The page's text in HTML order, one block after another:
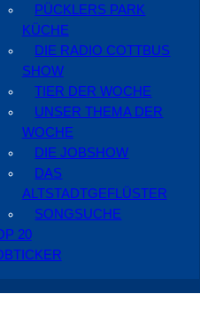
PÜCKLERS PARK
KÜCHE
DIE RADIO COTTBUS
SHOW
TIER DER WOCHE
UNSER THEMA DER
WOCHE
DIE JOBSHOW
DAS
ALTSTADTGEFLÜSTER
SONGSUCHE
20